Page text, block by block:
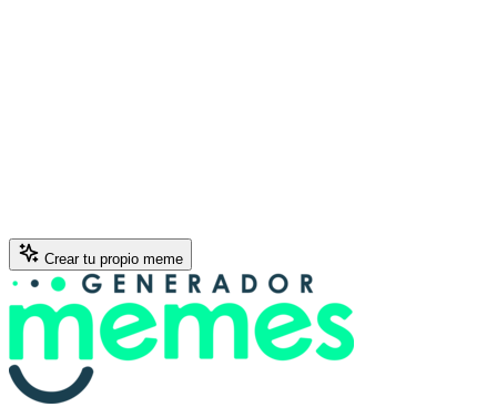
Crear tu propio meme